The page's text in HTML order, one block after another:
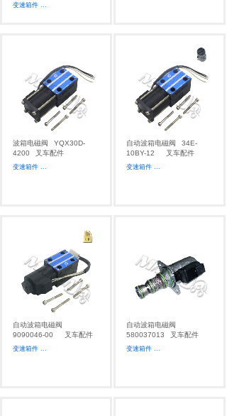
变速箱件 ...
波箱电磁阀
YQX30D-
4200
叉车配件
变速箱件 ...
自动波箱电磁阀
34E-
10BY-12
叉车配件
变速箱件 ...
自动波箱电磁阀
9090046-00
叉车配件
变速箱件 ...
自动波箱电磁阀
580037013
叉车配件
变速箱件 ...